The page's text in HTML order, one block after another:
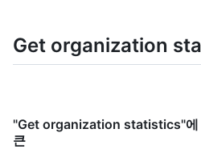
Get organization
"Get organization statistics"에
큰